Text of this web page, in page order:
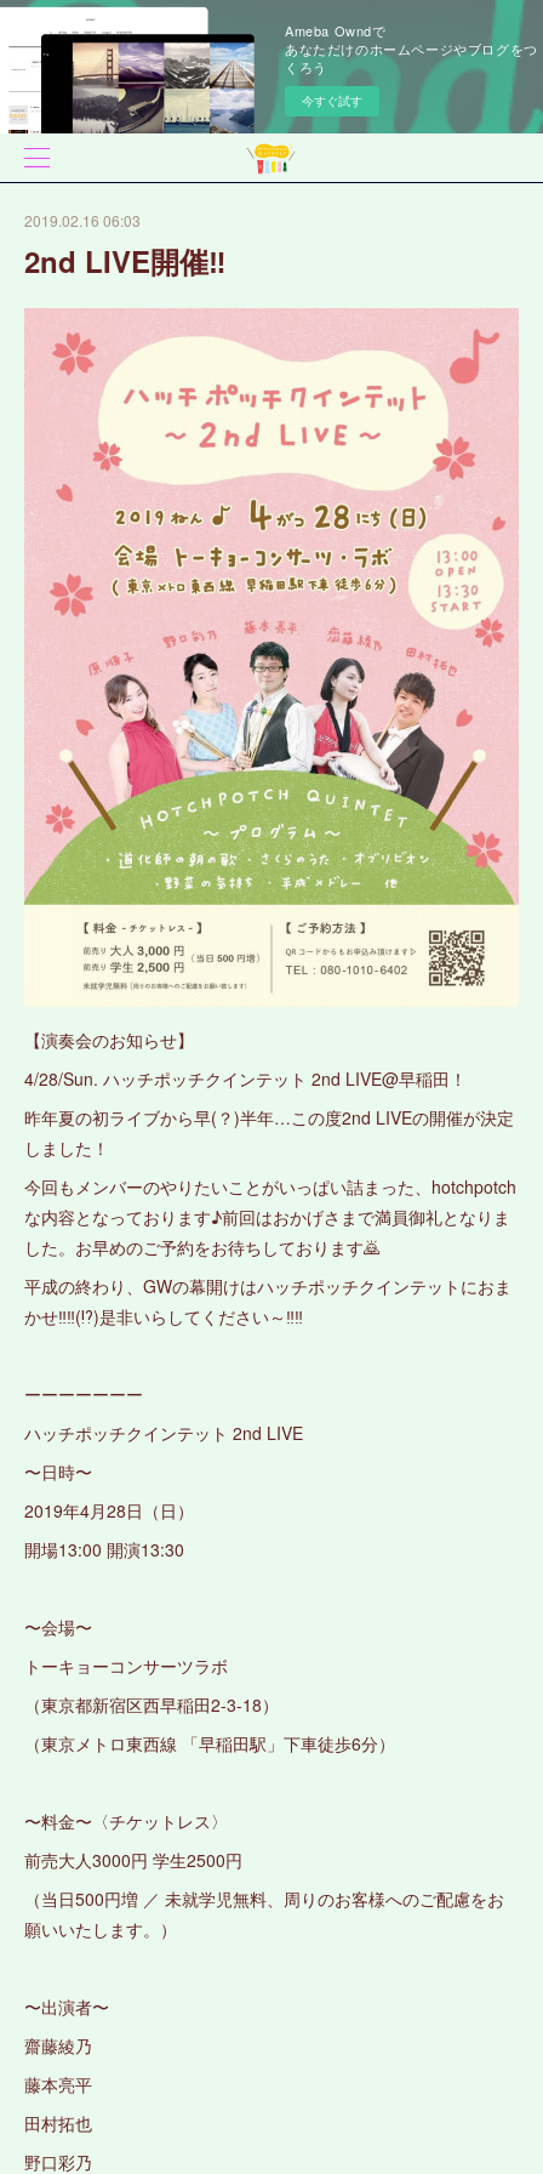
Ameba Owndで
あなただけのホームページやブログをつ
くろう
今すぐ試す
2019.02.16 06:03
2nd LIVE開催‼️
【演奏会のお知らせ】
4/28/Sun. ハッチポッチクインテット 2nd LIVE@早稲田！
昨年夏の初ライブから早(？)半年…この度2nd LIVEの開催が決定
しました！
今回もメンバーのやりたいことがいっぱい詰まった、hotchpotch
な内容となっております♪前回はおかげさまで満員御礼となりま
した。お早めのご予約をお待ちしております🙇
平成の終わり、GWの幕開けはハッチポッチクインテットにおま
かせ‼️‼️(⁉️)是非いらしてください～‼️‼️
ーーーーーーー
ハッチポッチクインテット 2nd LIVE
〜日時〜
2019年4月28日（日）
開場13:00 開演13:30
〜会場〜
トーキョーコンサーツラボ
（東京都新宿区西早稲田2-3-18）
（東京メトロ東西線 「早稲田駅」下車徒歩6分）
〜料金〜〈チケットレス〉
前売大人3000円 学生2500円
（当日500円増 ／ 未就学児無料、周りのお客様へのご配慮をお
願いいたします。）
〜出演者〜
齋藤綾乃
藤本亮平
田村拓也
野口彩乃